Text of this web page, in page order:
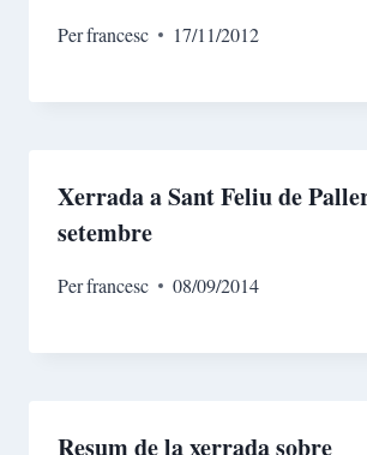
Perfrancesc 17/11/2012
Xerrada a Sant Feliu de
setembre
Perfrancesc 08/09/2014
Resum de la xerrada sobre